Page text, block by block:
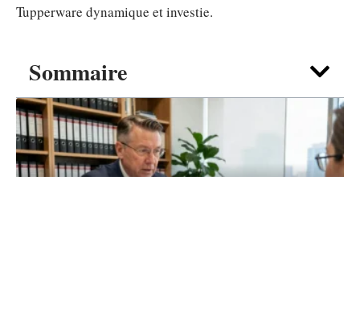
Sommaire
Tupperware dynamique et investie.